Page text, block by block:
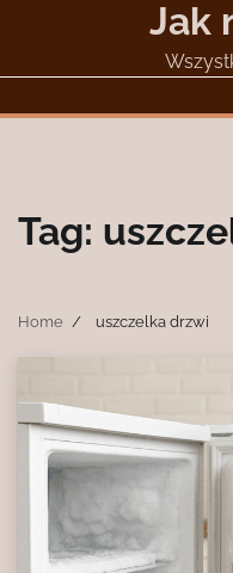
Jak
Tag:
Home uszczelka drzwi